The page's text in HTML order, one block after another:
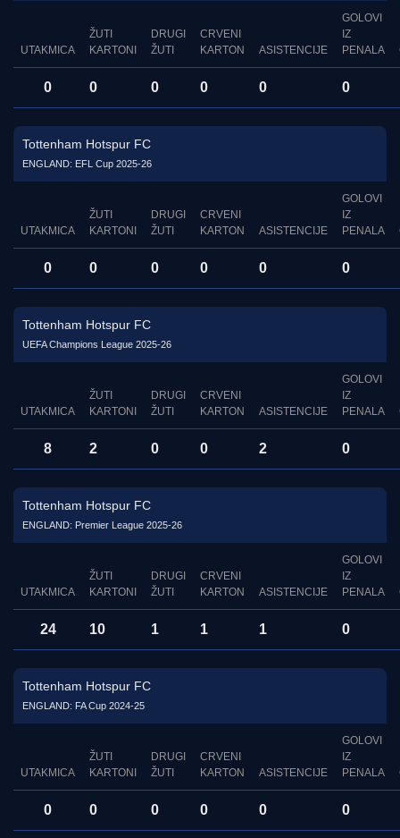
UTAKMICA
ŽUTI
KARTONI
DRUGI
ŽUTI
CRVENI
KARTON
ASISTENCIJE
GOLOVI
IZ
PENALA
0 0 0 0 0 0
Tottenham Hotspur FC
ENGLAND: EFL Cup 2025-26
UTAKMICA
ŽUTI
KARTONI
DRUGI
ŽUTI
CRVENI
KARTON
ASISTENCIJE
GOLOVI
IZ
PENALA
0 0 0 0 0 0
Tottenham Hotspur FC
UEFA Champions League 2025-26
UTAKMICA
ŽUTI
KARTONI
DRUGI
ŽUTI
CRVENI
KARTON
ASISTENCIJE
GOLOVI
IZ
PENALA
8 2 0 0 2 0
Tottenham Hotspur FC
ENGLAND: Premier League 2025-26
UTAKMICA
ŽUTI
KARTONI
DRUGI
ŽUTI
CRVENI
KARTON
ASISTENCIJE
GOLOVI
IZ
PENALA
24 10 1 1 1 0
Tottenham Hotspur FC
ENGLAND: FA Cup 2024-25
UTAKMICA
ŽUTI
KARTONI
DRUGI
ŽUTI
CRVENI
KARTON
ASISTENCIJE
GOLOVI
IZ
PENALA
0 0 0 0 0 0